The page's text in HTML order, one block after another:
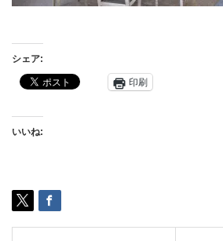
シェア:
印刷
いいね: